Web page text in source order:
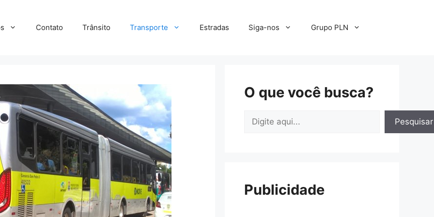
Contato Trânsito Transporte Estradas Siga-nos Grupo PLN
O que você busca?
Pesquisar
Pesquisar
Publicidade